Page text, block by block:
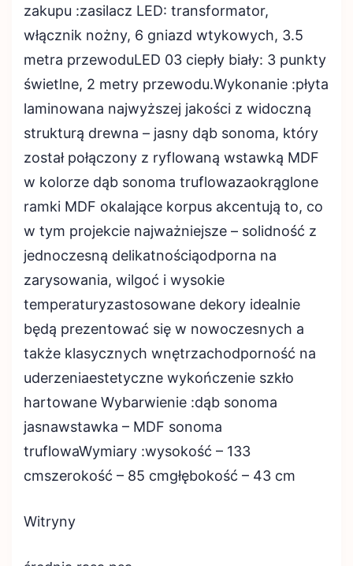
zakupu :zasilacz LED: transformator,
włącznik nożny, 6 gniazd wtykowych, 3.5
metra przewoduLED 03 ciepły biały: 3 punkty
świetlne, 2 metry przewodu.Wykonanie :płyta
laminowana najwyższej jakości z widoczną
strukturą drewna – jasny dąb sonoma, który
został połączony z ryflowaną wstawką MDF
w kolorze dąb sonoma truflowazaokrąglone
ramki MDF okalające korpus akcentują to, co
w tym projekcie najważniejsze – solidność z
jednoczesną delikatnościąodporna na
zarysowania, wilgoć i wysokie
temperaturyzastosowane dekory idealnie
będą prezentować się w nowoczesnych a
także klasycznych wnętrzachodporność na
uderzeniaestetyczne wykończenie szkło
hartowane Wybarwienie :dąb sonoma
jasnawstawka – MDF sonoma
truflowaWymiary :wysokość – 133
cmszerokość – 85 cmgłębokość – 43 cm
Witryny